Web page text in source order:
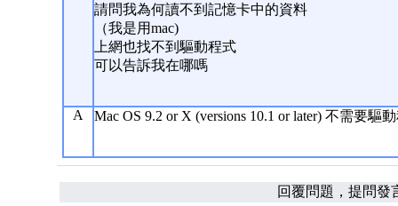
請問我為何讀不到記憶卡中的資料
（我是用mac)
上網也找不到驅動程式
可以告訴我在哪嗎
A Mac OS 9.2 or X (versions 10.1 or later) 不需要驅
回覆問題，提問